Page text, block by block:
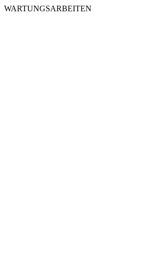
WARTUNGSARBEITEN